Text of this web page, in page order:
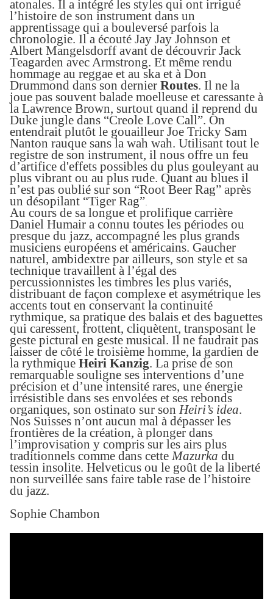
atonales. Il a intégré les styles qui ont irrigué
l’histoire de son instrument dans un
apprentissage qui a bouleversé parfois la
chronologie. Il a écouté Jay Jay Johnson et
Albert Mangelsdorff avant de découvrir Jack
Teagarden avec Armstrong. Et même rendu
hommage au reggae et au ska et à Don
Drummond dans son dernier Routes. Il ne la
joue pas souvent balade moelleuse et caressante à
la Lawrence Brown, surtout quand il reprend du
Duke jungle dans “Creole Love Call”. On
entendrait plutôt le gouailleur Joe Tricky Sam
Nanton rauque sans la wah wah. Utilisant tout le
registre de son instrument, il nous offre un feu
d’artifice d'effets possibles du plus gouleyant au
plus vibrant ou au plus rude. Quant au blues il
n’est pas oublié sur son “Root Beer Rag” après
un désopilant “Tiger Rag”
Au cours de sa longue et prolifique carrière
Daniel Humair a connu toutes les périodes ou
presque du jazz, accompagné les plus grands
musiciens européens et américains. Gaucher
naturel, ambidextre par ailleurs, son style et sa
technique travaillent à l’égal des
percussionnistes les timbres les plus variés,
distribuant de façon complexe et asymétrique les
accents tout en conservant la continuité
rythmique, sa pratique des balais et des baguettes
qui caressent, frottent, cliquètent, transposant le
geste pictural en geste musical. Il ne faudrait pas
laisser de côté le troisième homme, la gardien de
la rythmique Heiri Kanzig. La prise de son
remarquable souligne ses interventions d’une
précision et d’une intensité rares, une énergie
irrésistible dans ses envolées et ses rebonds
organiques, son ostinato sur son Heiri’s idea.
Nos Suisses n’ont aucun mal à dépasser les
frontières de la création, à plonger dans
l’improvisation y compris sur les airs plus
traditionnels comme dans cette Mazurka du
tessin insolite. Helveticus ou le goût de la liberté
non surveillée sans faire table rase de l’histoire
du jazz.
Sophie Chambon